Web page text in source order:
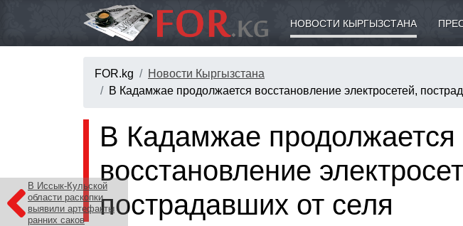
НОВОСТИ КЫРГЫЗСТАНА
FOR.kg
Новости Кыргызстана
В Кадамжае продолжается восстановление электросетей,
В Иссык-Кульской
области раскопки
выявили артефакты
ранних саков
В Кадамжае продолжается
восстановление
пострадавших от селя